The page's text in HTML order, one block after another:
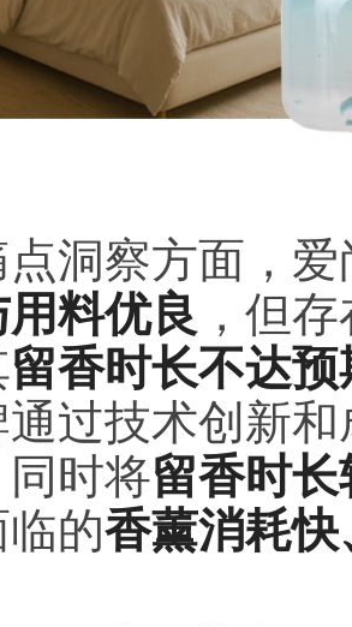
洞察方面，
料优良 ，但
留香时长不达预
过技术创新
同时将留香时
的香薰消耗